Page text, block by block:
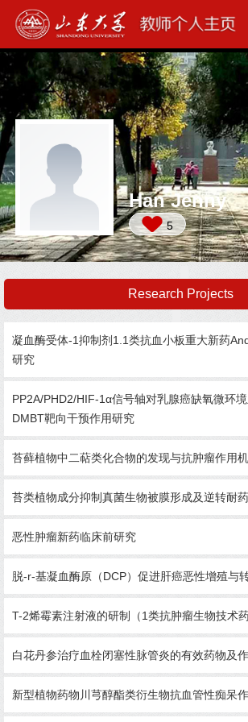
Han Jenny
5
Research Projects
凝血酶受体-1抑制剂1.1类抗血小板重大新药
研究
PP2A/PHD2/HIF-1α信号轴对乳腺癌缺氧微环
DMBT靶向干预作用研究
苔藓植物中二萜类化合物的发现与抗肿瘤作用
苔类植物成分抑制真菌生物被膜形成及逆转耐
恶性肿瘤新药临床前研究
脱-r-基凝血酶原（DCP）促进肝癌恶性增殖与
T-2烯霉素注射液的研制（1类抗肿瘤生物技术药
白花丹参治疗血栓闭塞性脉管炎的有效药物及
新型植物药物川芎醇酯类衍生物抗血管性痴呆